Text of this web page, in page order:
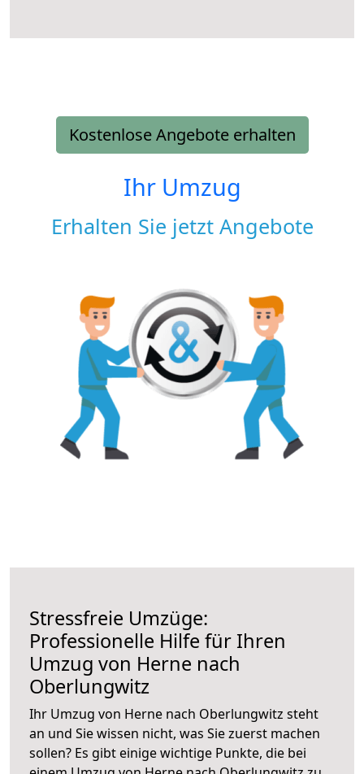
Kostenlose Angebote erhalten
Ihr Umzug
Erhalten Sie jetzt Angebote
Stressfreie Umzüge:
Professionelle Hilfe für Ihren
Umzug von Herne nach
Oberlungwitz
Ihr Umzug von Herne nach Oberlungwitz steht
an und Sie wissen nicht, was Sie zuerst machen
sollen? Es gibt einige wichtige Punkte, die bei